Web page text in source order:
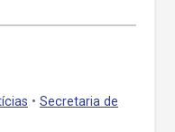
• Secretaria de